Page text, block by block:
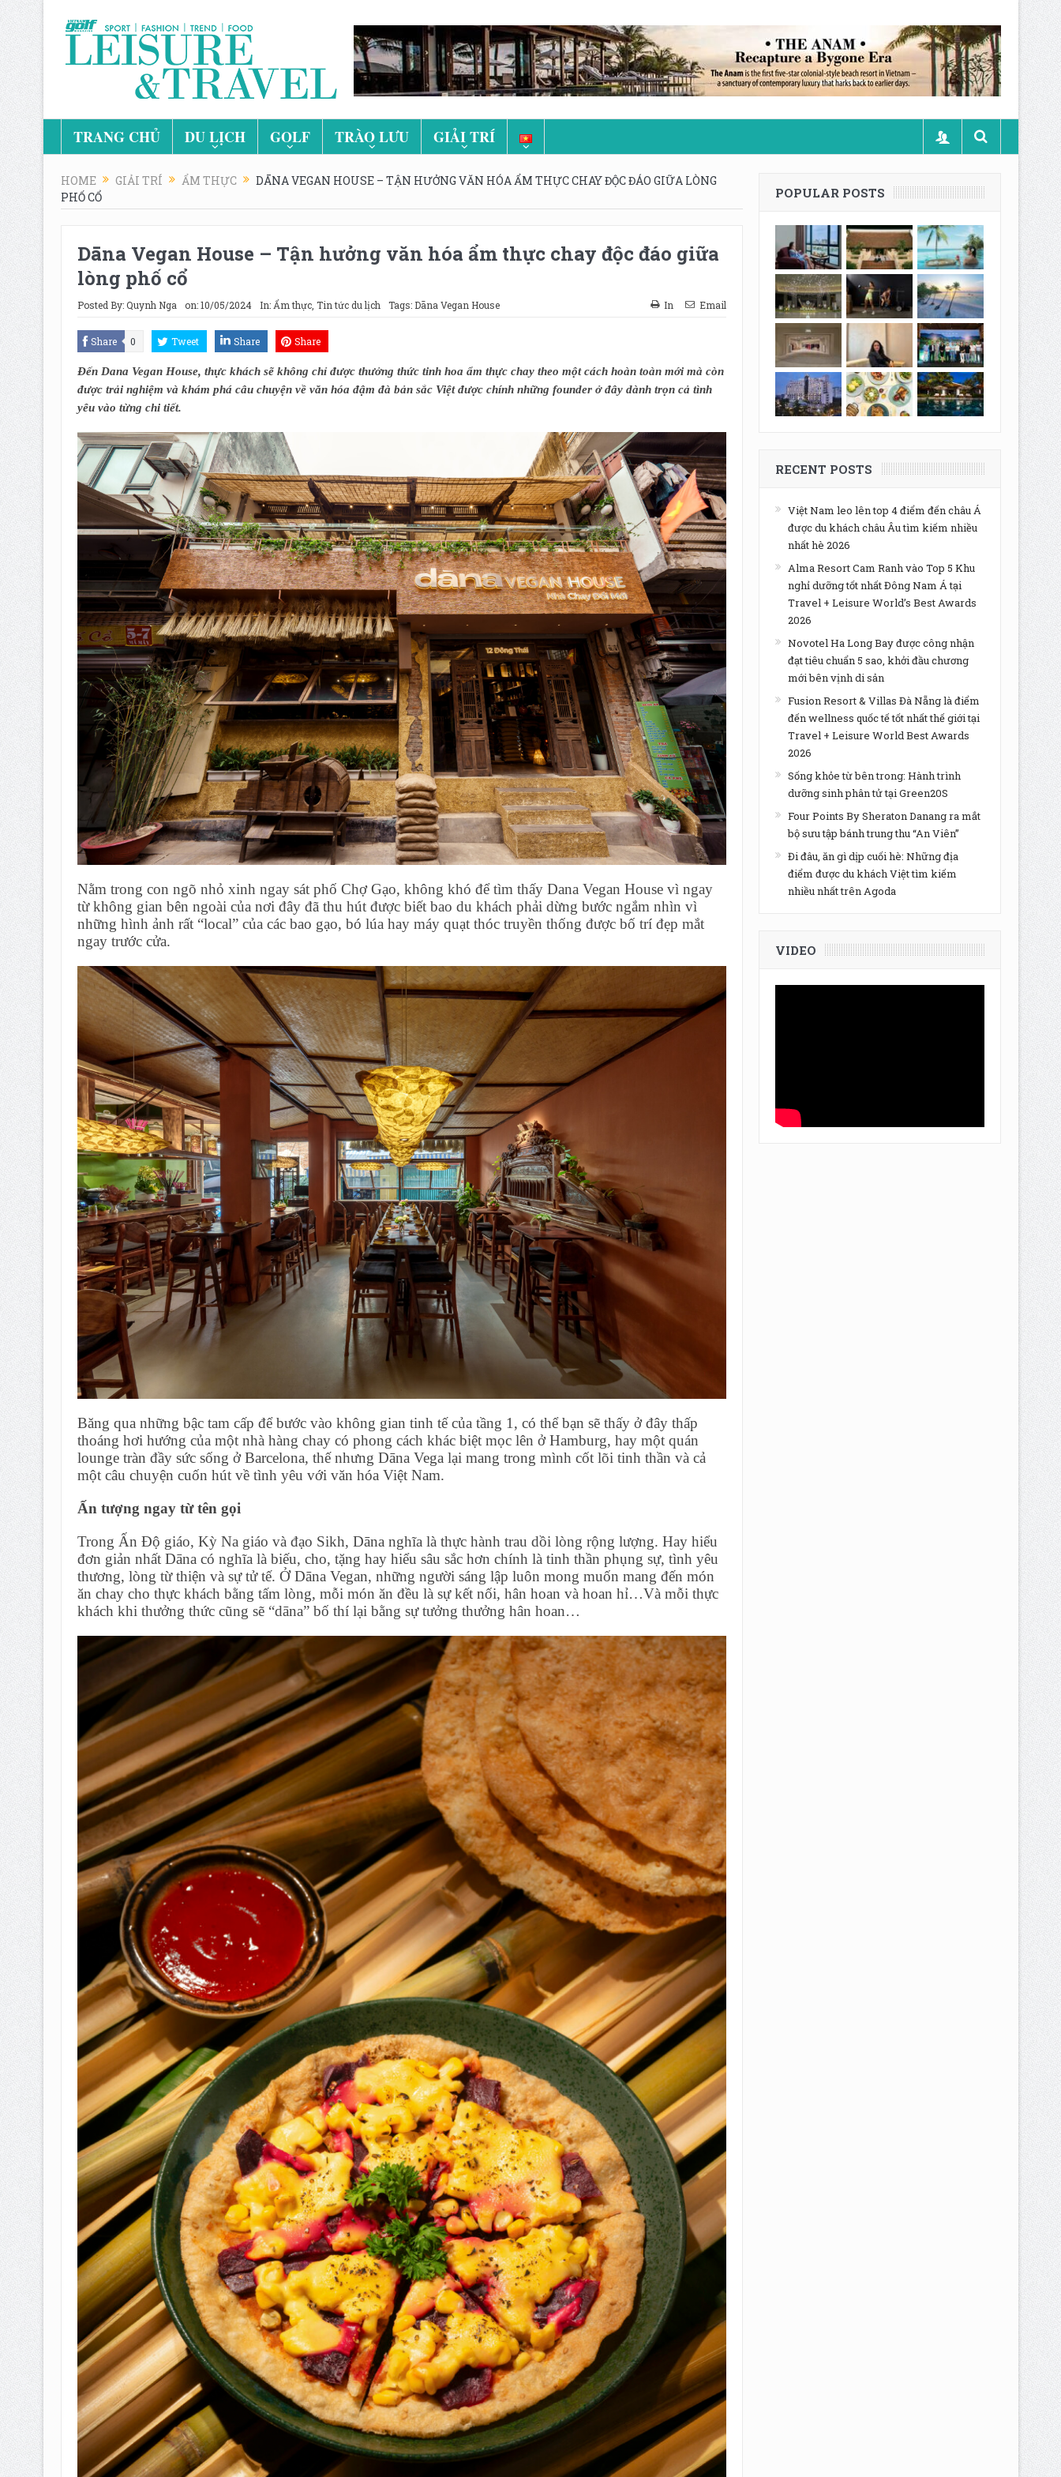
TRANG CHỦ DU LỊCH GOLF TRÀO LƯU GIẢI TRÍ
HOME GIẢI TRÍ ẨM THỰC
DĀNA VEGAN HOUSE – TẬN HƯỞNG VĂN HÓA ẨM THỰC CHAY ĐỘC ĐÁO GIỮA LÒNG
PHỐ CỔ
Dāna Vegan House – Tận hưởng văn hóa ẩm thực chay độc đáo giữa
lòng phố cổ
Posted By:Quynh Nga on:10/05/2024 In: Ẩm thực, Tin tức du lịch Tags: Dāna Vegan House In Email
Share 0 Tweet Share Share
Đến Dana Vegan House, thực khách sẽ không chỉ được thưởng thức tinh hoa ẩm thực chay theo một cách hoàn toàn mới mà còn
được trải nghiệm và khám phá câu chuyện về văn hóa đậm đà bản sắc Việt được chính những founder ở đây dành trọn cả tình
yêu vào từng chi tiết.
Nằm trong con ngõ nhỏ xinh ngay sát phố Chợ Gạo, không khó để tìm thấy Dana Vegan House vì ngay
từ không gian bên ngoài của nơi đây đã thu hút được biết bao du khách phải dừng bước ngắm nhìn vì
những hình ảnh rất “local” của các bao gạo, bó lúa hay máy quạt thóc truyền thống được bố trí đẹp mắt
ngay trước cửa.
Băng qua những bậc tam cấp để bước vào không gian tinh tế của tầng 1, có thể bạn sẽ thấy ở đây thấp
thoáng hơi hướng của một nhà hàng chay có phong cách khác biệt mọc lên ở Hamburg, hay một quán
lounge tràn đầy sức sống ở Barcelona, thế nhưng Dāna Vega lại mang trong mình cốt lõi tinh thần và cả
một câu chuyện cuốn hút về tình yêu với văn hóa Việt Nam.
Ấn tượng ngay từ tên gọi
Trong Ấn Độ giáo, Kỳ Na giáo và đạo Sikh, Dāna nghĩa là thực hành trau dồi lòng rộng lượng. Hay hiểu
đơn giản nhất Dāna có nghĩa là biếu, cho, tặng hay hiểu sâu sắc hơn chính là tinh thần phụng sự, tình yêu
thương, lòng từ thiện và sự tử tế. Ở Dāna Vegan, những người sáng lập luôn mong muốn mang đến món
ăn chay cho thực khách bằng tấm lòng, mỗi món ăn đều là sự kết nối, hân hoan và hoan hỉ…Và mỗi thực
khách khi thưởng thức cũng sẽ “dāna” bố thí lại bằng sự tưởng thưởng hân hoan…
POPULAR POSTS
RECENT POSTS
Việt Nam leo lên top 4 điểm đến châu Á
được du khách châu Âu tìm kiếm nhiều
nhất hè 2026
Alma Resort Cam Ranh vào Top 5 Khu
nghỉ dưỡng tốt nhất Đông Nam Á tại
Travel + Leisure World’s Best Awards
2026
Novotel Ha Long Bay được công nhận
đạt tiêu chuẩn 5 sao, khởi đầu chương
mới bên vịnh di sản
Fusion Resort & Villas Đà Nẵng là điểm
đến wellness quốc tế tốt nhất thế giới tại
Travel + Leisure World Best Awards
2026
Sống khỏe từ bên trong: Hành trình
dưỡng sinh phân tử tại Green20S
Four Points By Sheraton Danang ra mắt
bộ sưu tập bánh trung thu “An Viên”
Đi đâu, ăn gì dịp cuối hè: Những địa
điểm được du khách Việt tìm kiếm
nhiều nhất trên Agoda
VIDEO